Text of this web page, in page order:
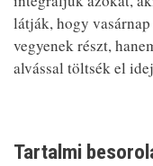
látják, hogy
vegyenek részt,
alvással töltsék el
Tartalmi